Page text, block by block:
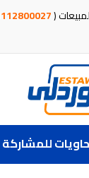
(
حاويات للمشاركة